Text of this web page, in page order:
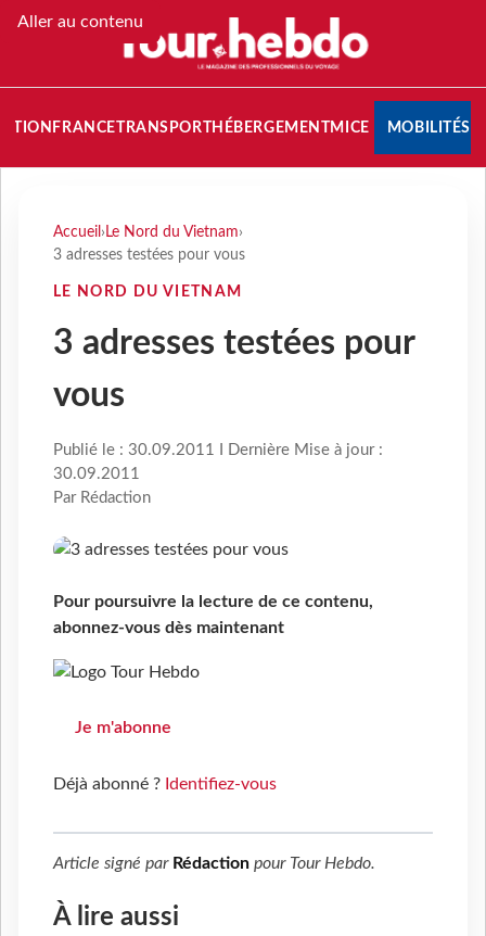
Aller au contenu
FRANCETRANSPORT HÉBERGEMENTMICE MOBILITÉS
Accueil › Le Nord du Vietnam›
3 adresses testées pour vous
LE NORD DU VIETNAM
3 adresses testées pour
vous
Publié le : 30.09.2011 I Dernière Mise à jour :
30.09.2011
Par Rédaction
Pour poursuivre la lecture de ce contenu,
abonnez-vous dès maintenant
Je m'abonne
Déjà abonné ? Identifiez-vous
Article signé par Rédaction pour Tour Hebdo.
À lire aussi